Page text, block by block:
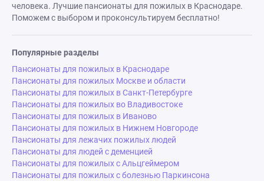
человека. Лучшие пансионаты для пожилых в Краснодаре.
Поможем с выбором и проконсультируем бесплатно!
Популярные разделы
Пансионаты для пожилых в Краснодаре
Пансионаты для пожилых Москве и области
Пансионаты для пожилых в Санкт-Петербурге
Пансионаты для пожилых во Владивостоке
Пансионаты для пожилых в Иваново
Пансионаты для пожилых в Нижнем Новгороде
Пансионаты для лежачих пожилых людей
Пансионаты для людей с деменцией
Пансионаты для пожилых с Альцгеймером
Пансионаты для пожилых с болезнью Паркинсона